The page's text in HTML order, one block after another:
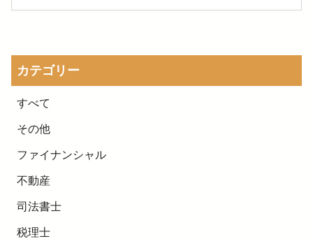
カテゴリー
すべて
その他
ファイナンシャル
不動産
司法書士
税理士